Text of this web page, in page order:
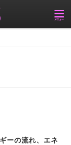
ーの流れ、エネ